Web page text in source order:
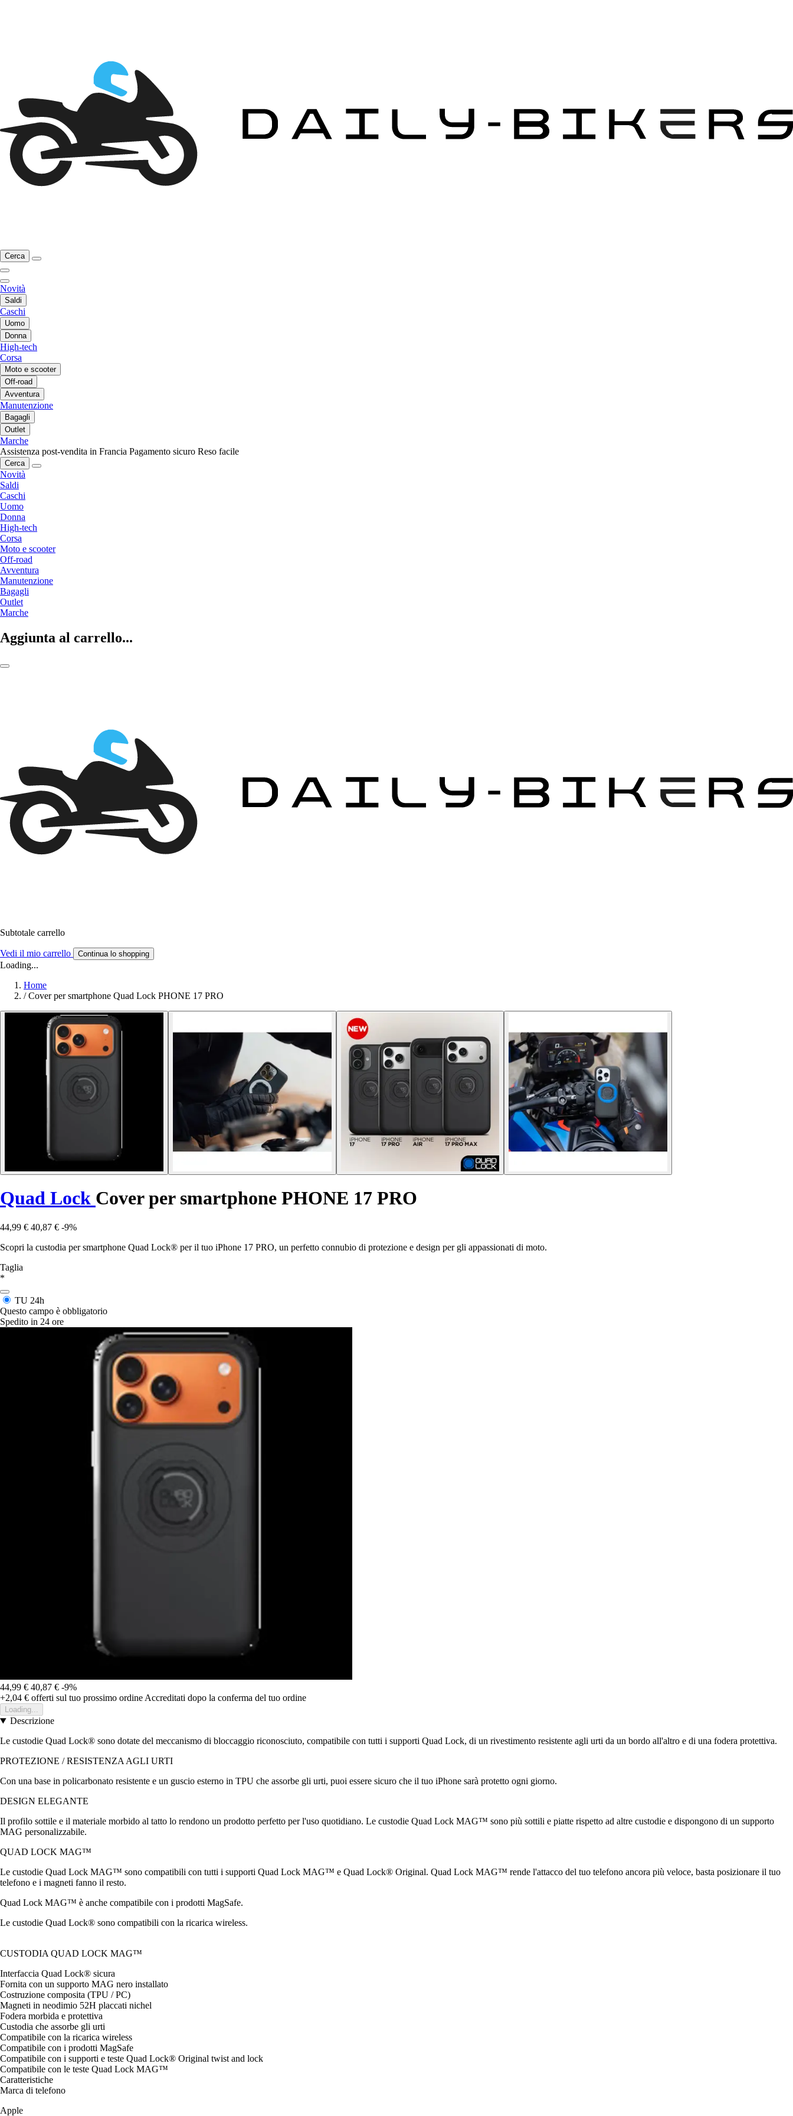
Cerca
Novità
Saldi
Caschi
Uomo
Donna
High-tech
Corsa
Moto e scooter
Off-road
Avventura
Manutenzione
Bagagli
Outlet
Marche
Assistenza post-vendita in Francia Pagamento sicuro Reso facile
Cerca
Novità
Saldi
Caschi
Uomo
Donna
High-tech
Corsa
Moto e scooter
Off-road
Avventura
Manutenzione
Bagagli
Outlet
Marche
Aggiunta al carrello...
Subtotale carrello
Vedi il mio carrello Continua lo shopping
Loading...
Home
/ Cover per smartphone Quad Lock PHONE 17 PRO
Quad Lock Cover per smartphone PHONE 17 PRO
44,99 € 40,87 € -9%
Scopri la custodia per smartphone Quad Lock® per il tuo iPhone 17 PRO, un perfetto connubio di protezione e design per gli appassionati di moto.
Taglia
*
TU 24h
Questo campo è obbligatorio
Spedito in 24 ore
44,99 € 40,87 € -9%
+2,04 € offerti sul tuo prossimo ordine Accreditati dopo la conferma del tuo ordine
Loading...
Descrizione
Le custodie Quad Lock® sono dotate del meccanismo di bloccaggio riconosciuto, compatibile con tutti i supporti Quad Lock, di un rivestimento resistente agli urti da un bordo all'altro e di una fodera protettiva.
PROTEZIONE / RESISTENZA AGLI URTI
Con una base in policarbonato resistente e un guscio esterno in TPU che assorbe gli urti, puoi essere sicuro che il tuo iPhone sarà protetto ogni giorno.
DESIGN ELEGANTE
Il profilo sottile e il materiale morbido al tatto lo rendono un prodotto perfetto per l'uso quotidiano. Le custodie Quad Lock MAG™ sono più sottili e piatte rispetto ad altre custodie e dispongono di un supporto
MAG personalizzabile.
QUAD LOCK MAG™
Le custodie Quad Lock MAG™ sono compatibili con tutti i supporti Quad Lock MAG™ e Quad Lock® Original. Quad Lock MAG™ rende l'attacco del tuo telefono ancora più veloce, basta posizionare il tuo
telefono e i magneti fanno il resto.
Quad Lock MAG™ è anche compatibile con i prodotti MagSafe.
Le custodie Quad Lock® sono compatibili con la ricarica wireless.
CUSTODIA QUAD LOCK MAG™
Interfaccia Quad Lock® sicura
Fornita con un supporto MAG nero installato
Costruzione composita (TPU / PC)
Magneti in neodimio 52H placcati nichel
Fodera morbida e protettiva
Custodia che assorbe gli urti
Compatibile con la ricarica wireless
Compatibile con i prodotti MagSafe
Compatibile con i supporti e teste Quad Lock® Original twist and lock
Compatibile con le teste Quad Lock MAG™
Caratteristiche
Marca di telefono
Apple